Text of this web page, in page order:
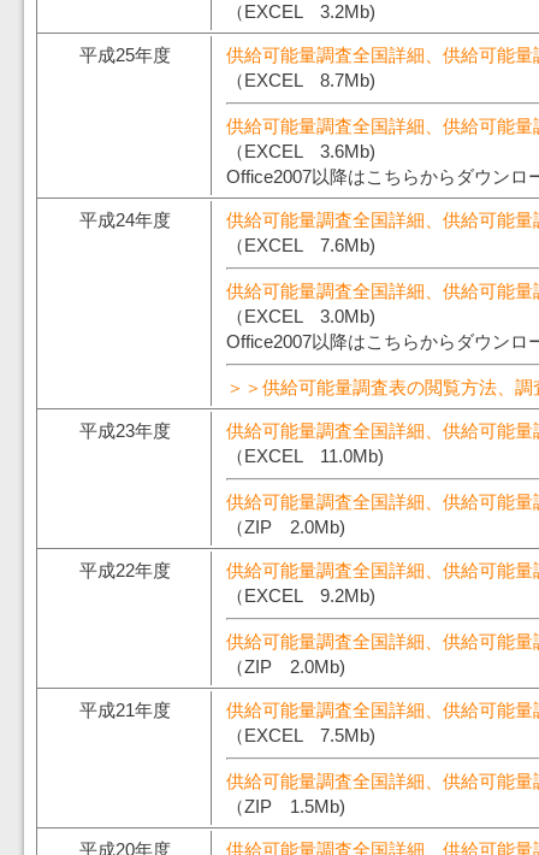
（EXCEL 3.2Mb)
平成25年度
供給可能量調査全国詳細、供給可能
（EXCEL 8.7Mb)
供給可能量調査全国詳細、供給可能
（EXCEL 3.6Mb)
Office2007以降はこちらからダウンロ
平成24年度
供給可能量調査全国詳細、供給可能
（EXCEL 7.6Mb)
供給可能量調査全国詳細、供給可能
（EXCEL 3.0Mb)
Office2007以降はこちらからダウンロ
＞＞供給可能量調査表の閲覧方法、
平成23年度
供給可能量調査全国詳細、供給可能
（EXCEL 11.0Mb)
供給可能量調査全国詳細、供給可能
（ZIP 2.0Mb)
平成22年度
供給可能量調査全国詳細、供給可能
（EXCEL 9.2Mb)
供給可能量調査全国詳細、供給可能
（ZIP 2.0Mb)
平成21年度
供給可能量調査全国詳細、供給可能
（EXCEL 7.5Mb)
供給可能量調査全国詳細、供給可能
（ZIP 1.5Mb)
平成20年度 供給可能量調査全国詳細、供給可能